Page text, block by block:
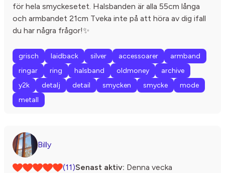
för hela smyckesetet. Halsbanden är alla 55cm långa
och armbandet 21cm Tveka inte på att höra av dig ifall
du har några frågor!✨
grisch laidback silver accessoarer
armband
ringar
ring halsband oldmoney
archive
y2k
detalj detail smycken smycke
mode
metall
Billy
(11)Senast aktiv: Denna vecka